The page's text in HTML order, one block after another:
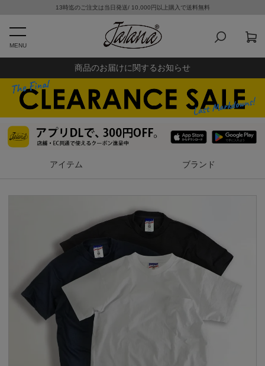
13時迄のご注文は当日発送/ 10,000円以上購入で送料無料
MENU
商品のお届けに関するお知らせ
アイテム ブランド